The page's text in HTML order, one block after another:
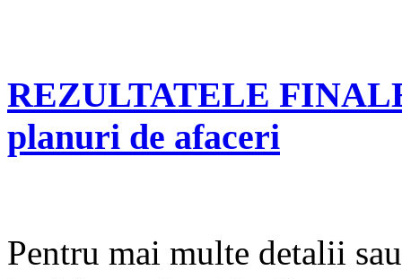
REZULTATELE
planuri de afaceri
Pentru mai multe detalii